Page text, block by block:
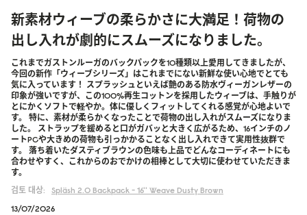
新素材ウィーブの柔らかさに大満足！荷物の
出し入れが劇的にスムーズになりました。
これまでガストンルーガのバックパックを10種類以上愛用してきましたが、
今回の新作「ウィーブシリーズ」はこれまでにない新鮮な使い心地でとても
気に入っています！ スプラッシュといえば艶のある防水ヴィーガンレザーの
印象が強いですが、この100%再生コットンを採用したウィーブは、手触りが
とにかくソフトで軽やか。体に優しくフィットしてくれる感覚が心地よいで
す。 特に、素材が柔らかくなったことで荷物の出し入れがスムーズになりま
した。 ストラップを緩めると口がガバッと大きく広がるため、16インチのノ
ートPCや大きめの荷物も引っかかることなく出し入れできて実用性抜群で
す。 落ち着いたダスティブラウンの色味も上品でどんなコーディネートにも
合わせやすく、これからのおでかけの相棒として大切に使わせていただきま
す。
검토 대상:
Spläsh 2.0 Backpack - 16'' Weave Dusty Brown
13/07/2026